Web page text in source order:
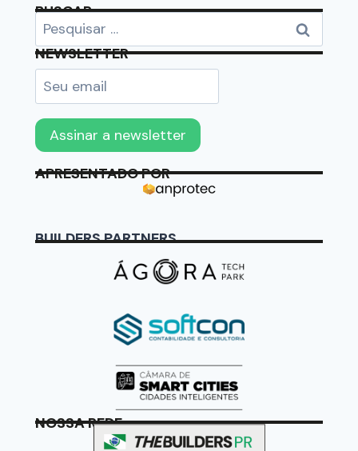
BUSCAR
NEWSLETTER
APRESENTADO POR
BUILDERS PARTNERS
NOSSA REDE